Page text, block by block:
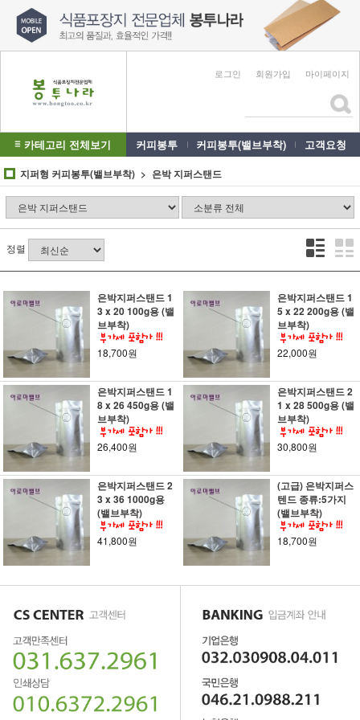
로그인 회원가입 마이페이지
카테고리 전체보기 커피봉투 커피봉투(밸브부착) 고객요청
지퍼형 커피봉투(밸브부착) 은박 지퍼스탠드
정렬
은박지퍼스탠드 1
3 x 20 100g용 (밸
브부착)
18,700원
은박지퍼스탠드 1
5 x 22 200g용 (밸
브부착)
22,000원
은박지퍼스탠드 1
8 x 26 450g용 (밸
브부착)
26,400원
은박지퍼스탠드 2
1 x 28 500g용 (밸
브부착)
30,800원
은박지퍼스탠드 2
3 x 36 1000g용
(밸브부착)
41,800원
(고급) 은박지퍼스
텐드 종류:5가지
(밸브부착)
18,700원